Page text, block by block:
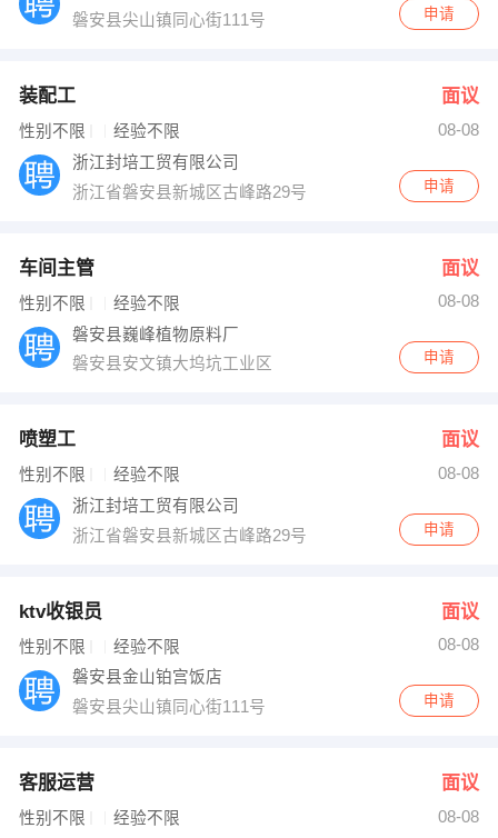
磐安县尖山镇同心街111号
申请
装配工 面议
性别不限 经验不限
08-08
浙江封培工贸有限公司
浙江省磐安县新城区古峰路29号
申请
车间主管 面议
性别不限 经验不限
08-08
磐安县巍峰植物原料厂
磐安县安文镇大坞坑工业区
申请
喷塑工 面议
性别不限 经验不限
08-08
浙江封培工贸有限公司
浙江省磐安县新城区古峰路29号
申请
ktv收银员 面议
性别不限 经验不限
08-08
磐安县金山铂宫饭店
磐安县尖山镇同心街111号
申请
客服运营 面议
性别不限 经验不限
08-08